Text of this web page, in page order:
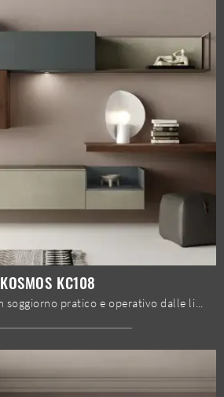
KOSMOS KC108
Se vuoi completare un soggiorno pratico e operativo dalle linee moderne, ecco a te la parete attrezzata Kosmos KC108 Moretti Compact Giorno Notte.